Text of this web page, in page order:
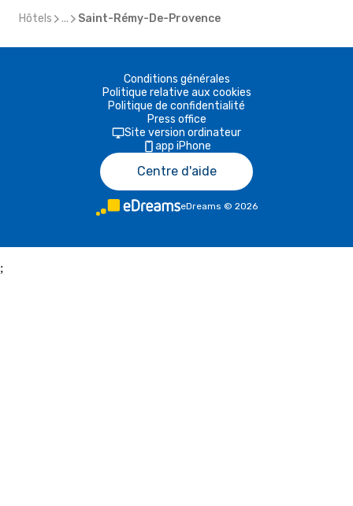
Hôtels ... Saint-Rémy-De-Provence
Conditions générales
Politique relative aux cookies
Politique de confidentialité
Press office
Site version ordinateur
app iPhone
Centre d'aide
eDreams © 2026
;